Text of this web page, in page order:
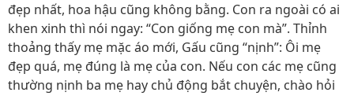
đẹp nhất, hoa hậu cũng không bằng. Con ra ngoài có ai
khen xinh thì nói ngay: “Con giống mẹ con mà”. Thỉnh
thoảng thấy mẹ mặc áo mới, Gấu cũng “nịnh”: Ôi mẹ
đẹp quá, mẹ đúng là mẹ của con. Nếu con các mẹ cũng
thường nịnh ba mẹ hay chủ động bắt chuyện, chào hỏi